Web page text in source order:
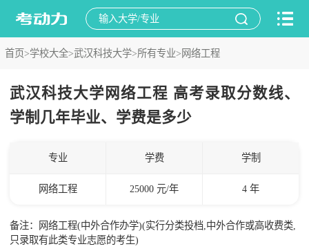
首页>学校大全>武汉科技大学>所有专业> 网络工程
武汉科技大学网络工程 高考录取分数线、
学制几年毕业、学费是多少
专业 学费 学制
网络工程 25000 元/年 4 年
备注：网络工程(中外合作办学)(实行分类投档,中外合作或高收费类,
只录取有此类专业志愿的考生)